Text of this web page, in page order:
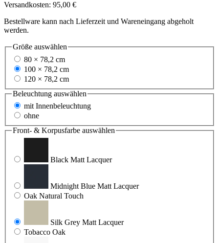
Versandkosten: 95,00 €
Bestellware kann nach Lieferzeit und Wareneingang abgeholt
werden.
Größe auswählen
80 × 78,2 cm
100 × 78,2 cm
120 × 78,2 cm
Beleuchtung auswählen
mit Innenbeleuchtung
ohne
Front- & Korpusfarbe auswählen
Black Matt Lacquer
Midnight Blue Matt Lacquer
Oak Natural Touch
Silk Grey Matt Lacquer
Tobacco Oak